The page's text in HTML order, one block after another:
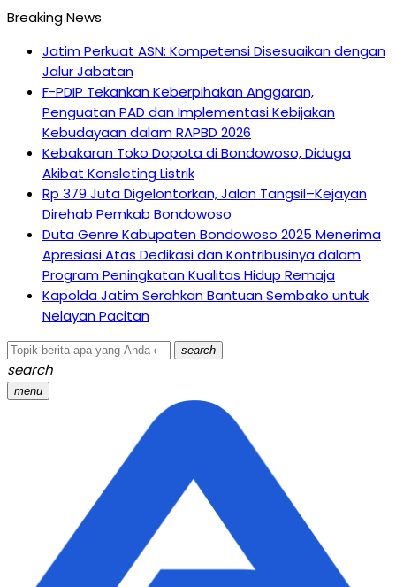
Breaking News
Jatim Perkuat ASN: Kompetensi Disesuaikan dengan
Jalur Jabatan
F-PDIP Tekankan Keberpihakan Anggaran,
Penguatan PAD dan Implementasi Kebijakan
Kebudayaan dalam RAPBD 2026
Kebakaran Toko Dopota di Bondowoso, Diduga
Akibat Konsleting Listrik
Rp 379 Juta Digelontorkan, Jalan Tangsil–Kejayan
Direhab Pemkab Bondowoso
Duta Genre Kabupaten Bondowoso 2025 Menerima
Apresiasi Atas Dedikasi dan Kontribusinya dalam
Program Peningkatan Kualitas Hidup Remaja
Kapolda Jatim Serahkan Bantuan Sembako untuk
Nelayan Pacitan
search
search
menu